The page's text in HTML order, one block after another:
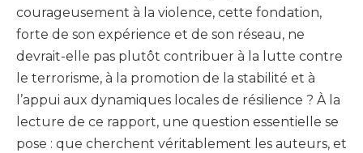
courageusement à la violence, cette fondation,
forte de son expérience et de son réseau, ne
devrait-elle pas plutôt contribuer à la lutte contre
le terrorisme, à la promotion de la stabilité et à
l’appui aux dynamiques locales de résilience ? À la
lecture de ce rapport, une question essentielle se
pose : que cherchent véritablement les auteurs, et